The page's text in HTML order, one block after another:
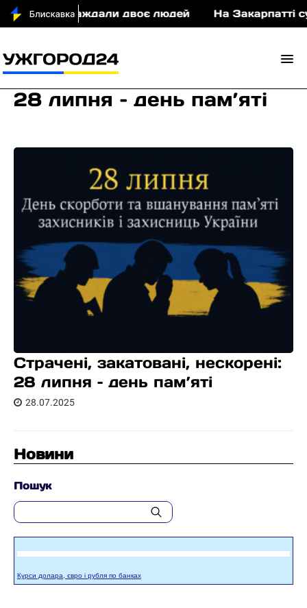
постраждали двоє людей На Закарпатті
28 липня – день пам’яті
Страчені, закатовані, нескорені:
28 липня – день пам’яті
28.07.2025
Новини
Пошук
Курси долара, євро і рубля по банках